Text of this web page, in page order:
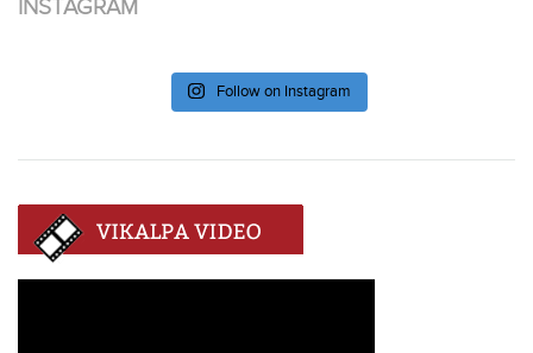
INSTAGRAM
Follow on Instagram